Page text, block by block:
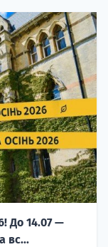
До 14.07 —
вс...